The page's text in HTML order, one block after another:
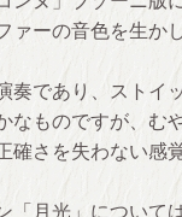
ァーの音色を生か
奏であり、ストイ
なものですが、む
確さを失わない感
「月光」について